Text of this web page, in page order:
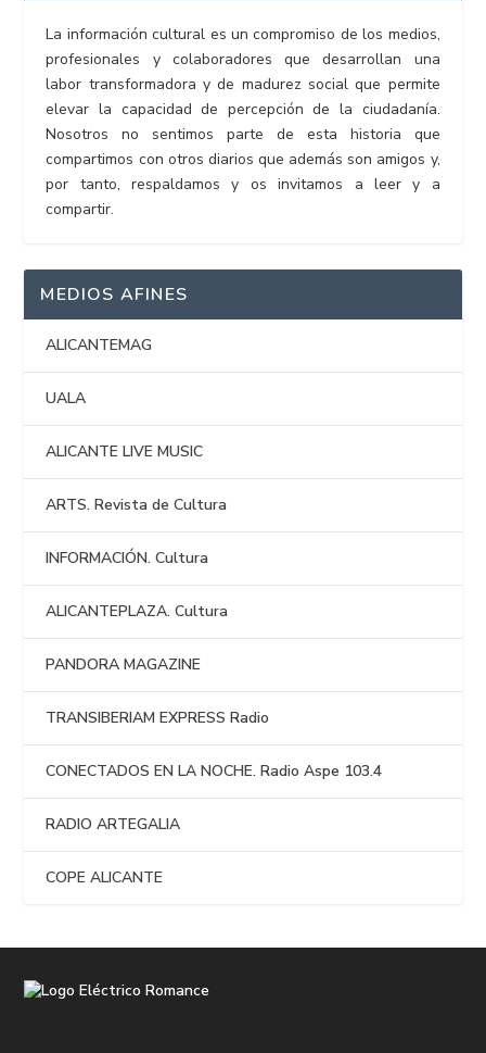
La información cultural es un compromiso de los medios,
profesionales y colaboradores que desarrollan una
labor transformadora y de madurez social que permite
elevar la capacidad de percepción de la ciudadanía.
Nosotros no sentimos parte de esta historia que
compartimos con otros diarios que además son amigos y,
por tanto, respaldamos y os invitamos a leer y a
compartir.
MEDIOS AFINES
ALICANTEMAG
UALA
ALICANTE LIVE MUSIC
ARTS. Revista de Cultura
INFORMACIÓN. Cultura
ALICANTEPLAZA. Cultura
PANDORA MAGAZINE
TRANSIBERIAM EXPRESS Radio
CONECTADOS EN LA NOCHE. Radio Aspe 103.4
RADIO ARTEGALIA
COPE ALICANTE